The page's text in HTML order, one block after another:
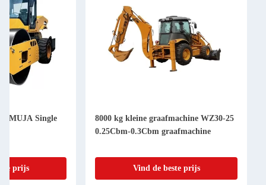
Single
prijs
8000 kg kleine graafmachine WZ30-25
0.25Cbm-0.3Cbm graafmachine
Vind de beste prijs